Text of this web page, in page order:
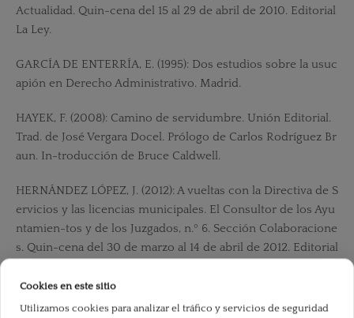
Actualidad. Quin-cena del 15 al 29 de abril de 2010. Editorial
La Ley.
GARCÍA DE ENTERRÍA, E. (1995): Dos estudios sobre la usuc
apión en Derecho Administrativo. Madrid.
HAYEK, F. (2008): Camino de servidumbre. Unión Editorial.
Trad. de José Vergara Docel. Prólogo de Carlos Rodríguez Br
aun. In-troducción de Bruce Caldwell.
HERNÁNDEZ LÓPEZ, J. (2012): A vueltas con la Directiva de S
ervicios y las licencias municipales. El Consultor de los Ayu
ntamien-tos y de los Juzgados, n.º 6. Sección Colaboracione
s. Quin-cena del 30 de marzo al 14 de abril de 2012. Editorial
HUERTA DE SOTO, J. (2010): Socialismo, cálculo económico
Cookies en este sitio
Utilizamos cookies para analizar el tráfico y servicios de seguridad